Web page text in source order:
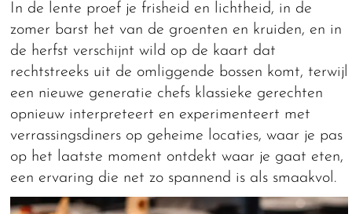
In de lente proef je frisheid en lichtheid, in de
zomer barst het van de groenten en kruiden, en in
de herfst verschijnt wild op de kaart dat
rechtstreeks uit de omliggende bossen komt, terwijl
een nieuwe generatie chefs klassieke gerechten
opnieuw interpreteert en experimenteert met
verrassingsdiners op geheime locaties, waar je pas
op het laatste moment ontdekt waar je gaat eten,
een ervaring die net zo spannend is als smaakvol.